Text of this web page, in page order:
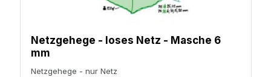
Netzgehege - loses Netz - Masche 6
mm
Netzgehege - nur Netz